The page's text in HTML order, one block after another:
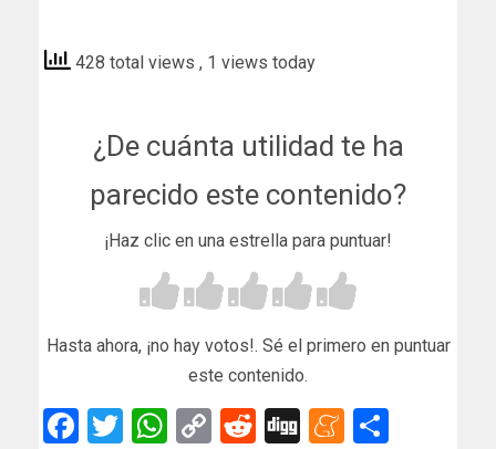
428 total views , 1 views today
¿De cuánta utilidad te ha
parecido este contenido?
¡Haz clic en una estrella para puntuar!
Hasta ahora, ¡no hay votos!. Sé el primero en puntuar
este contenido.
Facebook
Twitter
WhatsApp
CopyReddit
Digg